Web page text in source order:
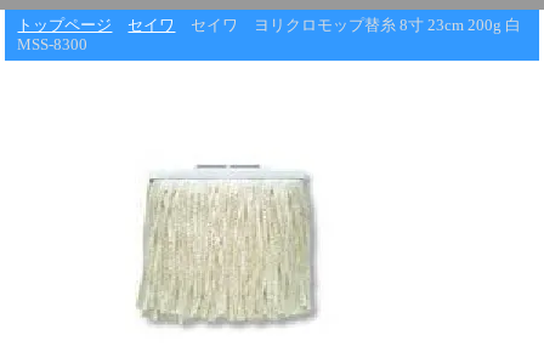
トップページ セイワ
セイワ ヨリクロモップ替糸 8寸 23cm 200g 白
MSS-8300